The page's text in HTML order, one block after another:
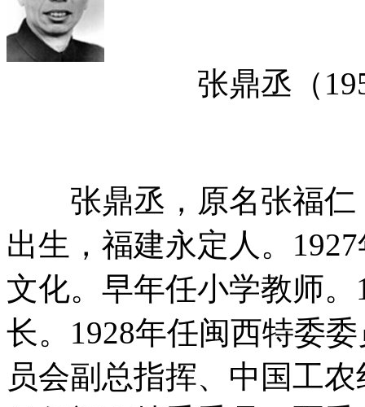
张鼎丞（1954年
张鼎丞，原名张福仁
出生，福建永定人。
文化。早年任小学教师
长。1928年任闽西特委
员会副总指挥、中国工